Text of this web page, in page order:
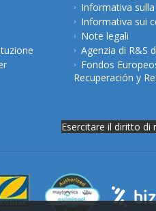
Informativa
Informativa sui
Note legali
Agenzia di R&S
Fondos
Recuperación y
Esercitare il diritto di